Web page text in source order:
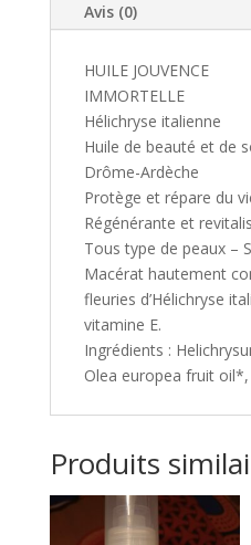
Avis (0)
HUILE JOUVENCE
IMMORTELLE
Hélichryse italienne
Huile de beauté et de
Drôme-Ardèche
Protège et répare du
Régénérante et
Tous type de peaux –
Macérat hautement
fleuries d’Hélichryse
vitamine E.
Ingrédients :
Olea europea fruit
Produits